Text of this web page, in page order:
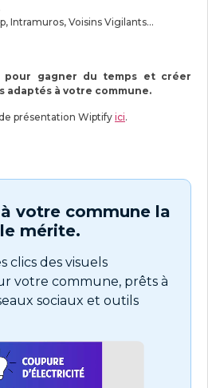
Intramuros, Voisins Vigilants…
pour gagner du temps et créer
adaptés à votre commune.
présentation Wiptify ici.
votre commune la
mérite.
clics des visuels
votre commune, prêts à
sociaux et outils